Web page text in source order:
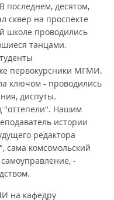
последнем, десятом,
сквер на проспекте
школе проводились
танцами.
первокурсники МГМИ.
ключом - проводились
диспуты.
"оттепели". Нашим
истории
редактора
сама комсомольский
-
на кафедру